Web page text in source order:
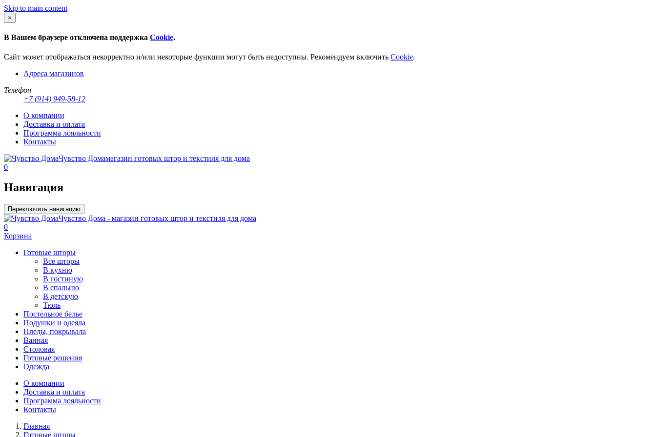
Skip to main content
×
В Вашем браузере отключена поддержка Cookie.
Сайт может отображаться некорректно и/или некоторые функции могут быть недоступны. Рекомендуем включить Cookie.
Адреса магазинов
Телефон
+7 (914) 949-58-12
О компании
Доставка и оплата
Программа лояльности
Контакты
Чувство Домамагазин готовых штор и текстиля для дома
0
Навигация
Переключить навигацию
Чувство Дома - магазин готовых штор и текстиля для дома
0
Корзина
Готовые шторы
Все шторы
В кухню
В гостиную
В спальню
В детскую
Тюль
Постельное белье
Подушки и одеяла
Пледы, покрывала
Ванная
Столовая
Готовые решения
Одежда
О компании
Доставка и оплата
Программа лояльности
Контакты
Главная
Готовые шторы